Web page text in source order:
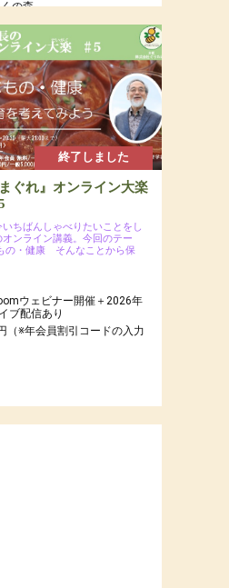
の森
員8,000円（若者応援プロ
引あるよ）・一般9,500
終了しました
ぐれ』オンライン大楽
ちばんしゃべりたいことをし
ンライン講義。今回のテー
の・健康 そんなことから保
ウェビナー開催＋2026年
ブ配信あり
（※年会員割引コードの入力